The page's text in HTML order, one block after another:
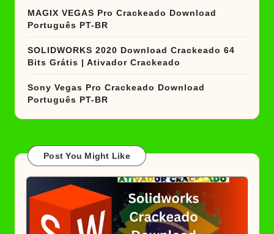
MAGIX VEGAS Pro Crackeado Download
Português PT-BR
SOLIDWORKS 2020 Download Crackeado 64
Bits Grátis | Ativador Crackeado
Sony Vegas Pro Crackeado Download
Português PT-BR
Post You Might Like